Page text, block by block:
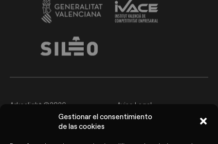
Gestionar el consentimiento
de las cookies
Arkoslight ©2026 Aviso Legal
Política de privacidad y